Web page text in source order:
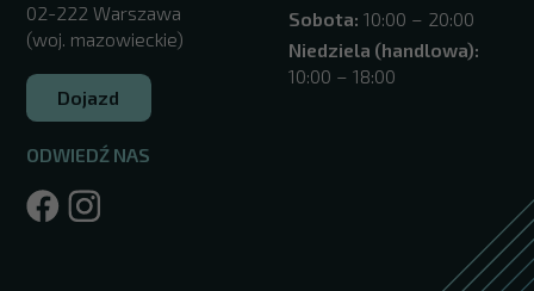
02-222 Warszawa
(woj. mazowieckie)
Dojazd
ODWIEDŹ NAS
Sobota: 10:00 – 20:00
Niedziela (handlowa):
10:00 – 18:00